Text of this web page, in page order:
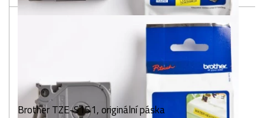
Brother TZE-S151, originální páska